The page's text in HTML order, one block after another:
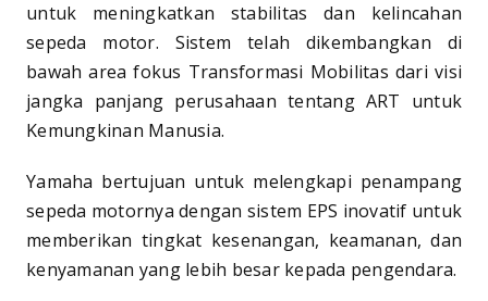
untuk meningkatkan stabilitas dan kelincahan
sepeda motor. Sistem telah dikembangkan di
bawah area fokus Transformasi Mobilitas dari visi
jangka panjang perusahaan tentang ART untuk
Kemungkinan Manusia.
Yamaha bertujuan untuk melengkapi penampang
sepeda motornya dengan sistem EPS inovatif untuk
memberikan tingkat kesenangan, keamanan, dan
kenyamanan yang lebih besar kepada pengendara.